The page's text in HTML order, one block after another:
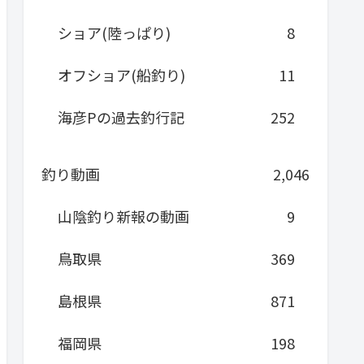
ショア(陸っぱり)
8
オフショア(船釣り)
11
海彦Pの過去釣行記
252
釣り動画
2,046
山陰釣り新報の動画
9
鳥取県
369
島根県
871
福岡県
198